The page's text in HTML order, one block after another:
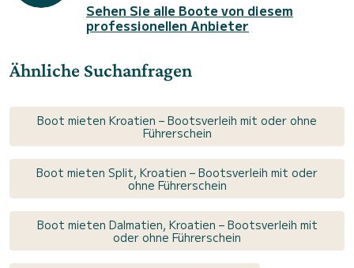
Sehen Sie alle Boote von diesem
professionellen Anbieter
Ähnliche Suchanfragen
Boot mieten Kroatien – Bootsverleih mit oder ohne
Führerschein
Boot mieten Split, Kroatien – Bootsverleih mit oder
ohne Führerschein
Boot mieten Dalmatien, Kroatien – Bootsverleih mit
oder ohne Führerschein